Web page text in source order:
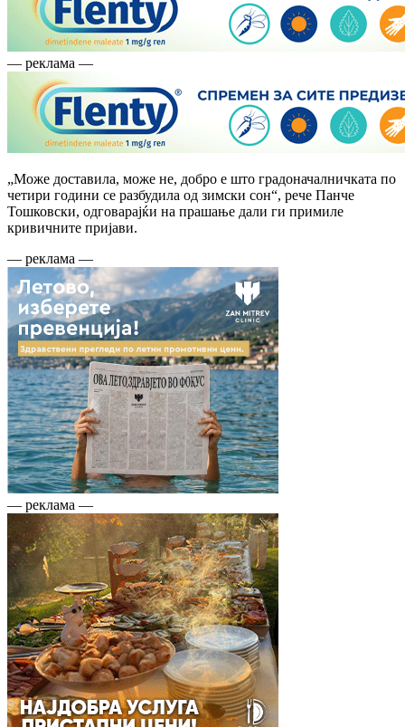
— реклама —
„Може доставила, може не, добро е што градоначалничката по
четири години се разбудила од зимски сон“, рече Панче
Тошковски, одговарајќи на прашање дали ги примиле
кривичните пријави.
— реклама —
— реклама —